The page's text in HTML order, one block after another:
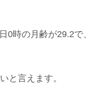
0時の月齢が29.2で
と言えます。